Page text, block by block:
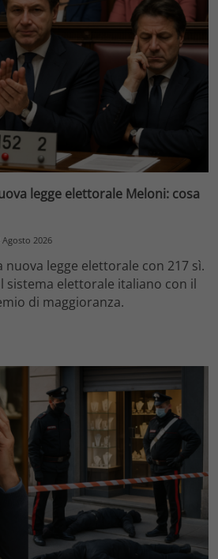
legge elettorale Meloni: cosa
Agosto 2026
nuova legge elettorale con 217 sì.
sistema elettorale italiano con il
di maggioranza.